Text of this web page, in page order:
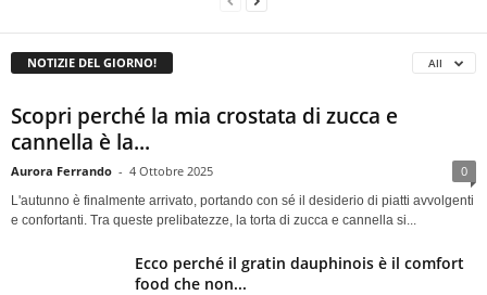
NOTIZIE DEL GIORNO! All
Scopri perché la mia crostata di zucca e
cannella è la...
Aurora Ferrando - 4 Ottobre 2025 0
L'autunno è finalmente arrivato, portando con sé il desiderio di piatti avvolgenti
e confortanti. Tra queste prelibatezze, la torta di zucca e cannella si...
Ecco perché il gratin dauphinois è il comfort
food che non...